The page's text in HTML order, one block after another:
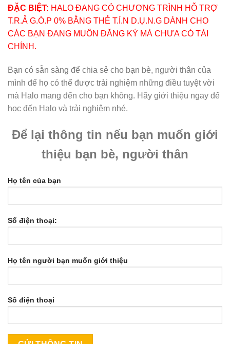
ĐẶC BIỆT: HALO ĐANG CÓ CHƯƠNG TRÌNH HỖ TRỢ
T.R.Ả G.Ó.P 0% BẰNG THẺ T.Í.N D.Ụ.N.G DÀNH CHO
CÁC BẠN ĐANG MUỐN ĐĂNG KÝ MÀ CHƯA CÓ TÀI
CHÍNH.
Bạn có sẵn sàng để chia sẻ cho bạn bè, người thân của
mình để họ có thể được trải nghiệm những điều tuyệt vời
mà Halo mang đến cho bạn không. Hãy giới thiệu ngay để
học đến Halo và trải nghiệm nhé.
Để lại thông tin nếu bạn muốn giới
thiệu bạn bè, người thân
Họ tên của bạn
Số điện thoại:
Họ tên người bạn muốn giới thiệu
Số điện thoại